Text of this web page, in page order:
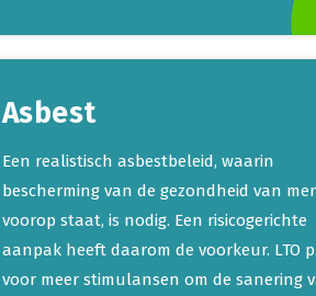
Asbest
Een realistisch asbestbeleid, waarin
bescherming van de gezondheid van
voorop staat, is nodig. Een risicogerichte
aanpak heeft daarom de voorkeur. LTO
voor meer stimulansen om de sanering